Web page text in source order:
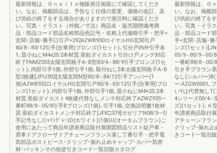
最新情報は、Ｏｎｓｉｔｅ物販発注画面にて確認してくださ
い。なお、掲載部品は、予告なく仕様の変更、価格の改訂、及
び供給の終了をする場合がありますので発注時に確認くださ
い。写真・イラスト（外観／寸法）商品名・販売期間備考商
品・部品コード部品名称部品色記号・名称上代価格引手・把手<
玄関･店舗･勝手口引戸>292AZWB930ロイヤルHG玄関引戸
80/8∼83/12引手(合掌用)ブロンズ(1セット)､引分戸内外引手各
1､皿小ねじM4x25:2本材質:亜鉛ダイカスト引分け戸メンテ対応
終了FNMZ055太陽玄関格子A･B型83/4∼88/9引手ブロンズ(1セ
ット)､内部引手1個､外部引手1個､取付ねじ2本太陽玄関格子A･B
型2枚建[JPU302]太陽玄関N型80/8∼84/12引手アンバー(1
個)AZWB932ロイヤルHG玄関引戸80/8∼83/12引手(合掌用)ブロ
ンズ(1セット)､内部引手1個､外部引手1個､皿小ねじM4×25:2本
材質:亜鉛ダイカスト4枚建代替なしメンテ対応終了AZWZ935一
番町88/8∼05/8引手Bブロンズ(1個)､引手1個､交換説明書1枚材
質:亜鉛ダイカストメンテ対応終了[JFK□379]ガゼリアN08/3∼引
手記号なし(ｼｬｲﾝｸﾞﾚｰ)D(ホワイト)(1個)U(オータムブラウン)ご
使用にあたって商品年譜表商品取付展開図部品リスト錠戸車・
滑車ドアクローザドアチェーンフランス落し丁番引手・把手電
気部品ポストピース･クリップ･振れ止めキャップ･カバー気密
材･パッキンその他逆引きコード一覧旧版カタログ
最新情報は、Ｏ
い。なお、掲載
び供給の終了を
い。写真・イラ
品・部品コード
手<玄関･店舗･
ンズ(1セット
05/9∼85/9∼05/
一番町88/8∼05/
引き手ブラウン
なし(シルバー
ー:AZGW0001､
いYは代替無し
4シリーズ00/4∼
ズ)(1セット)､Ｋ
年譜表商品取付
アチェーンフラ
クリップ･振れ止
きコード一覧旧